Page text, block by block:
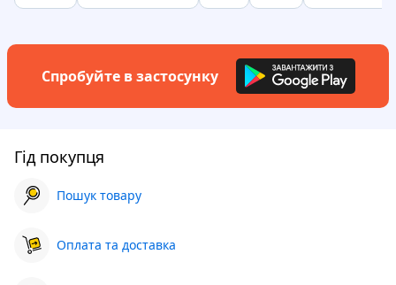
Спробуйте в застосунку
Гід покупця
Пошук товару
Оплата та доставка